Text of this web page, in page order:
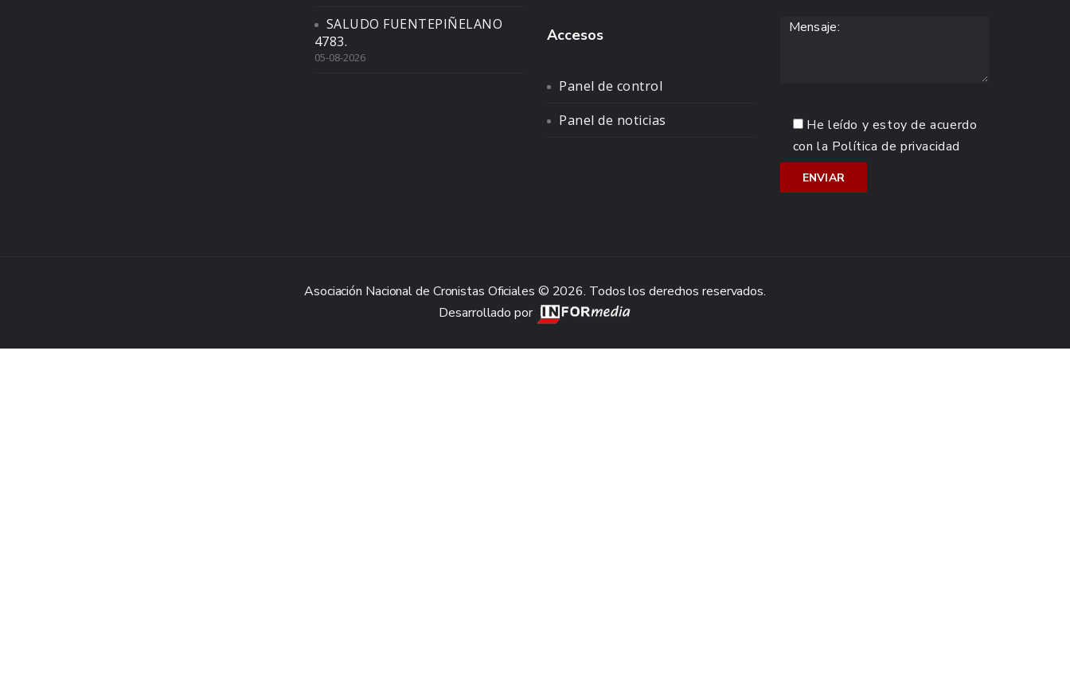
SALUDO FUENTEPIÑELANO
4783.
05-08-2026
Accesos
Panel de control
Panel de noticias
He leído y estoy de acuerdo
con la Política de privacidad
Asociación Nacional de Cronistas Oficiales © 2026. Todos los derechos reservados.
Desarrollado por